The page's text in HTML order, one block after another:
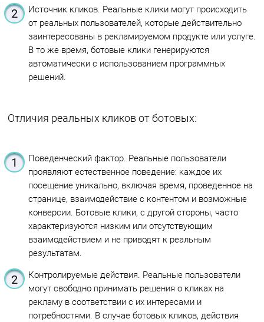
Источник кликов. Реальные клики могут происходить
от реальных пользователей, которые действительно
заинтересованы в рекламируемом продукте или услуге.
В то же время, ботовые клики генерируются
автоматически с использованием программных
решений.
Отличия реальных кликов от ботовых:
Поведенческий фактор. Реальные пользователи
проявляют естественное поведение: каждое их
посещение уникально, включая время, проведенное на
странице, взаимодействие с контентом и возможные
конверсии. Ботовые клики, с другой стороны, часто
характеризуются низким или отсутствующим
взаимодействием и не приводят к реальным
результатам.
Контролируемые действия. Реальные пользователи
могут свободно принимать решения о кликах на
рекламу в соответствии с их интересами и
потребностями. В случае ботовых кликов, действия